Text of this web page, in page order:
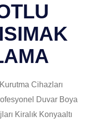
Cihazları
Duvar Boya
Kiralık Konyaaltı